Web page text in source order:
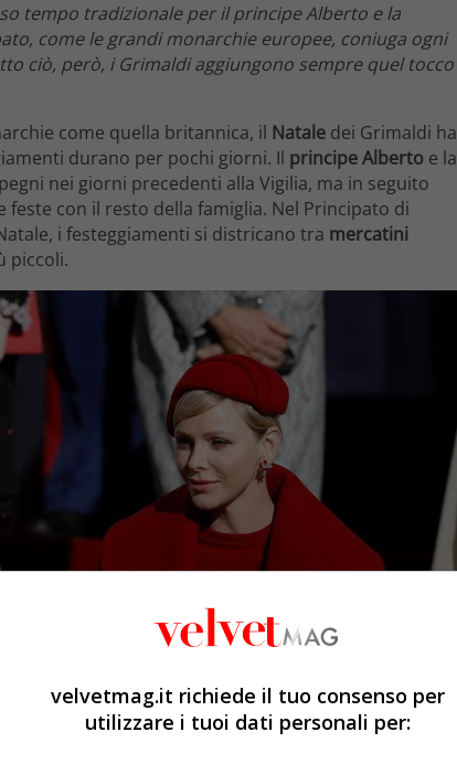
tempo tradizionale per il principe Alberto e la
come le grandi monarchie europee, coniuga ogni
ciò, però, i Grimaldi aggiungono sempre quel tocco
come quella britannica, il Natale dei Grimaldi ha
durano per pochi giorni. Il principe Alberto e la
nei giorni precedenti alla Vigilia, ma in seguito
con il resto della famiglia. Nel Principato di
i festeggiamenti si districano tra mercatini
piccoli.
velvetmag.it richiede il tuo consenso per
utilizzare i tuoi dati personali per: